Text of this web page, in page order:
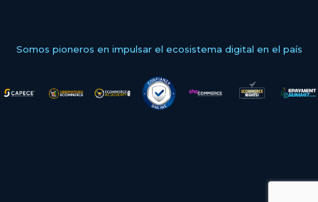
Somos pioneros en impulsar el ecosistema digital en el país